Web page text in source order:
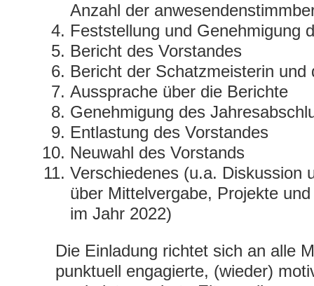
Anzahl der
Feststellung und Genehmigung
Bericht des Vorstandes
Bericht der Schatzmeisterin und
Aussprache über die Berichte
Genehmigung des
Entlastung des Vorstandes
Neuwahl des Vorstands
Verschiedenes (u.a. Diskussion
über Mittelvergabe, Projekte
im Jahr 2022)
Die Einladung richtet sich an alle
punktuell engagierte, (wieder)